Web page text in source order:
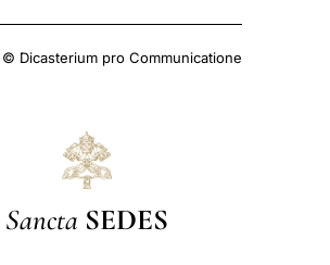
Dicasterium pro Communicatione
Sancta SEDES